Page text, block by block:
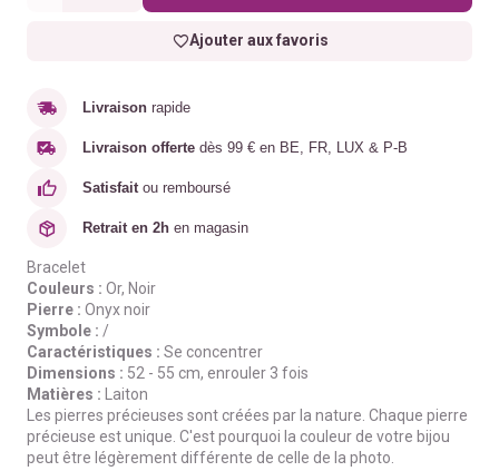
Ajouter aux favoris
Livraison rapide
Livraison offerte dès 99 € en BE, FR, LUX & P-B
Satisfait ou remboursé
Retrait en 2h en magasin
Bracelet
Couleurs : Or, Noir
Pierre : Onyx noir
Symbole : /
Caractéristiques : Se concentrer
Dimensions : 52 - 55 cm, enrouler 3 fois
Matières : Laiton
Les pierres précieuses sont créées par la nature. Chaque pierre
précieuse est unique. C'est pourquoi la couleur de votre bijou
peut être légèrement différente de celle de la photo.